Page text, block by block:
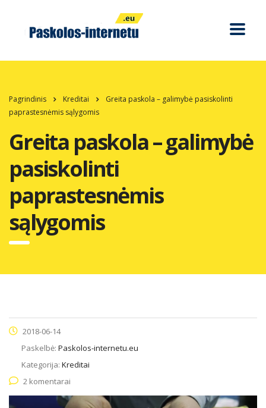
Pagrindinis Kreditai
Greita paskola – galimybė pasiskolinti
paprastesnėmis sąlygomis
Greita paskola – galimybė
pasiskolinti
paprastesnėmis
sąlygomis
2018-06-14
Paskelbė: Paskolos-internetu.eu
Kategorija: Kreditai
2 komentarai